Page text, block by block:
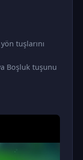
tuşlarını
Boşluk tuşunu